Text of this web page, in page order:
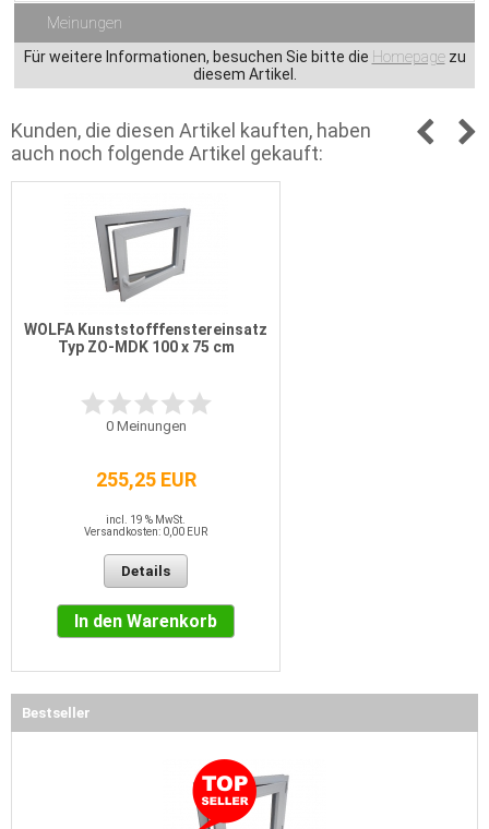
Meinungen
Für weitere Informationen, besuchen Sie bitte die Homepagezu
diesem Artikel.
Kunden, die diesen Artikel kauften, haben
auch noch folgende Artikel gekauft:
WOLFA Kunststofffenstereinsatz
Typ ZO-MDK 100 x 75 cm
0Meinungen
255,25 EUR
incl. 19 % MwSt.
Versandkosten: 0,00 EUR
Details
In den Warenkorb
Bestseller